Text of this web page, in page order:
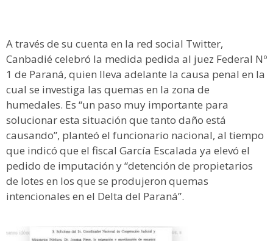
A través de su cuenta en la red social Twitter,
Canbadié celebró la medida pedida al juez Federal Nº
1 de Paraná, quien lleva adelante la causa penal en la
cual se investiga las quemas en la zona de
humedales. Es “un paso muy importante para
solucionar esta situación que tanto daño está
causando”, planteó el funcionario nacional, al tiempo
que indicó que el fiscal García Escalada ya elevó el
pedido de imputación y “detención de propietarios
de lotes en los que se produjeron quemas
intencionales en el Delta del Paraná”.